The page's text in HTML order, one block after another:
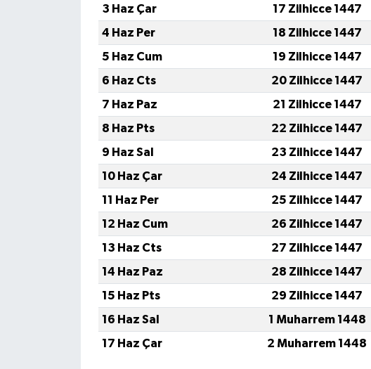
3 Haz Çar
17 Zilhicce 1447
4 Haz Per
18 Zilhicce 1447
5 Haz Cum
19 Zilhicce 1447
6 Haz Cts
20 Zilhicce 1447
7 Haz Paz
21 Zilhicce 1447
8 Haz Pts
22 Zilhicce 1447
9 Haz Sal
23 Zilhicce 1447
10 Haz Çar
24 Zilhicce 1447
11 Haz Per
25 Zilhicce 1447
12 Haz Cum
26 Zilhicce 1447
13 Haz Cts
27 Zilhicce 1447
14 Haz Paz
28 Zilhicce 1447
15 Haz Pts
29 Zilhicce 1447
16 Haz Sal
1 Muharrem 1448
17 Haz Çar
2 Muharrem 1448